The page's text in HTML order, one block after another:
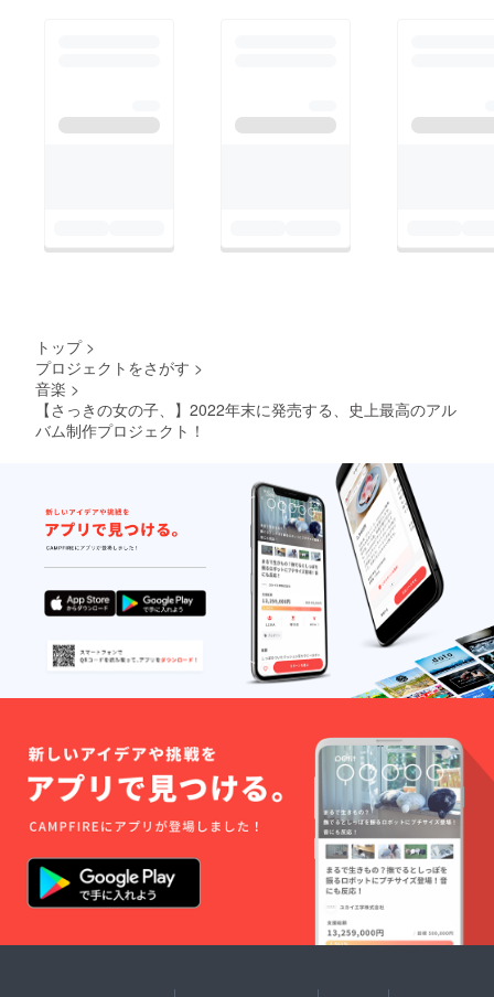
す *要望
囲での
で、動
画の使
は、個
人の範
疇にて
お願い
いたし
ます 過
去制作
例 題
材：リ
ターン
希望者
内容：
もしそ
の方が
た
ら！？
現役ア
イドル
が本気
で設定
を考え
てみ
た！ｗ
トップ >
プロジェクトをさがす >
音楽 >
【さっきの女の子、】2022年末に発売する、史上最高のアル
バム制作プロジェクト！